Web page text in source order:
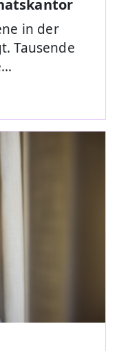
in der
Tausende